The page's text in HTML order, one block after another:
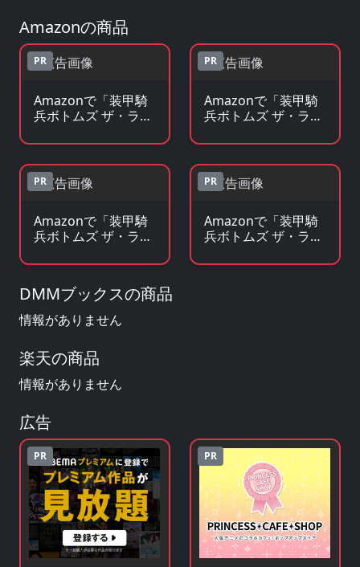
Amazonの商品
PR
Amazonで「装甲騎
兵ボトムズ ザ・ラス
のBlu-ray・DVDを見
る
PR
Amazonで「装甲騎
兵ボトムズ ザ・ラス
の原作コミックを見
る
PR
Amazonで「装甲騎
兵ボトムズ ザ・ラス
の原作小説・ラノベ
PR
Amazonで「装甲騎
兵ボトムズ ザ・ラス
のグッズ・フィギュ
DMMブックスの商品
情報がありません
楽天の商品
情報がありません
広告
PR PR